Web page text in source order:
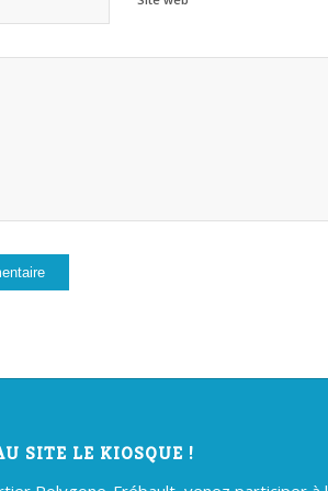
SITE LE KIOSQUE !